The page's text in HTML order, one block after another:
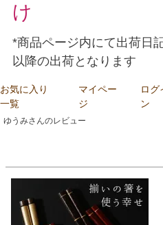
け
*商品ページ内にて出荷日
以降の出荷となります
お気に入り
一覧
マイペー
ジ
ログ
ン
ゆうみさんのレビュー